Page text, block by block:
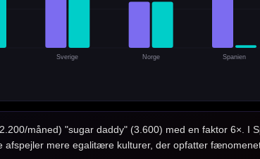
Sverige Norge Spanien
måned) "sugar daddy" (3.600) med en faktor 6×. I
mere egalitære kulturer, der opfatter